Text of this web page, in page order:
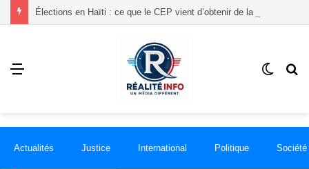
Menu
Switch
Actualités Justice International Politique Société